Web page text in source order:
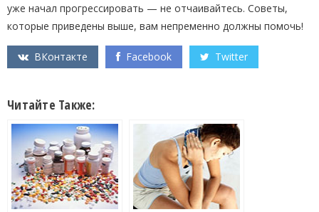
уже начал прогрессировать — не отчаивайтесь. Советы,
которые приведены выше, вам непременно должны помочь!
ВКонтакте Facebook Twitter
Читайте Также: